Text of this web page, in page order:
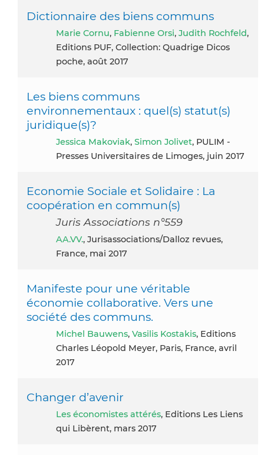
Dictionnaire des biens communs
Marie Cornu, Fabienne Orsi, Judith Rochfeld,
Editions PUF, Collection: Quadrige Dicos
poche, août 2017
Les biens communs
environnementaux : quel(s) statut(s)
juridique(s)?
Jessica Makoviak, Simon Jolivet, PULIM -
Presses Universitaires de Limoges, juin 2017
Economie Sociale et Solidaire : La
coopération en commun(s)
Juris Associations n°559
AA.VV., Jurisassociations/Dalloz revues,
France, mai 2017
Manifeste pour une véritable
économie collaborative. Vers une
société des communs.
Michel Bauwens, Vasilis Kostakis, Editions
Charles Léopold Meyer, Paris, France, avril
2017
Changer d’avenir
Les économistes attérés, Editions Les Liens
qui Libèrent, mars 2017